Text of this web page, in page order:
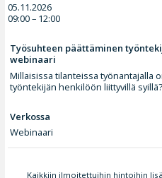
05.11.2026
09:00 – 12:00
Työsuhteen päättäminen
webinaari
Millaisissa tilanteissa työnantajalla
työntekijän henkilöön liittyvillä syillä?
Verkossa
Webinaari
Kaikkiin ilmoitettuihin hintoihin